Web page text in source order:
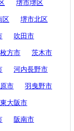
堺市堺区
区 堺市北区
吹田市
枚方市 茨木市
河内長野市
市 羽曳野市
東大阪市
阪南市